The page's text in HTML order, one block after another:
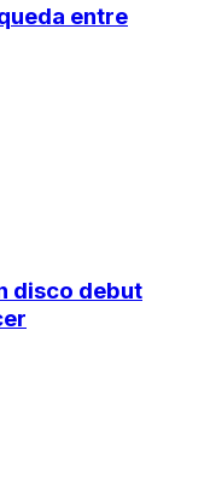
entre
disco debut